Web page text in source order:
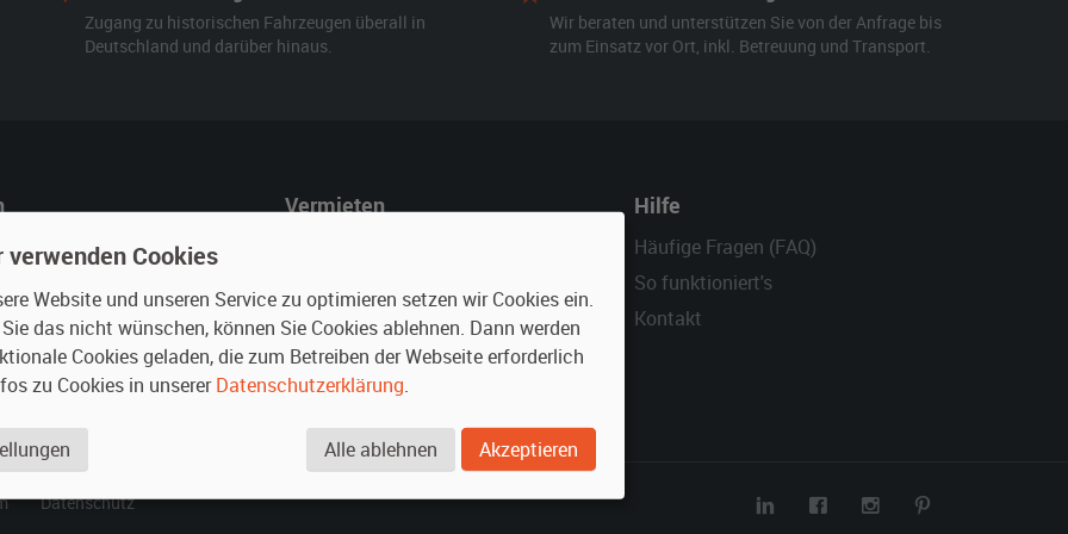
Zugang zu historischen Fahrzeugen überall in
Deutschland und darüber hinaus.
Wir beraten und unterstützen Sie von der Anfrage bis
zum Einsatz vor Ort, inkl. Betreuung und Transport.
mieten
Mieter
Vermieten
Fragen für Vermieter
Inserat verwalten
Hilfe
Häufige Fragen (FAQ)
So funktioniert's
Kontakt
Datenschutz
verwenden Cookies
Website und unseren Service zu optimieren setzen wir Cookies ein.
das nicht wünschen, können Sie Cookies ablehnen. Dann werden
Cookies geladen, die zum Betreiben der Webseite erforderlich
zu Cookies in unsererDatenschutzerklärung.
Alle ablehnen Akzeptieren